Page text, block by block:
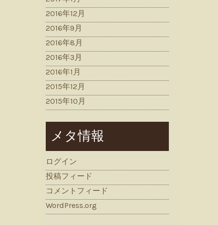
2016年12月
2016年9月
2016年8月
2016年3月
2016年1月
2015年12月
2015年10月
メタ情報
ログイン
投稿フィード
コメントフィード
WordPress.org